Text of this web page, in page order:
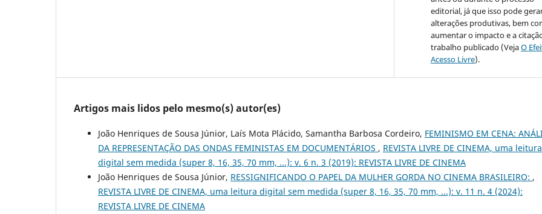
editorial, já que isso pode
alterações produtivas, bem
aumentar o impacto e a
trabalho publicado (VejaO
Acesso Livre).
Artigos mais lidos pelo mesmo(s) autor(es)
João Henriques de Sousa Júnior, Laís Mota Plácido, Samantha Barbosa Cordeiro, FEMINISMO EM CENA:
DA REPRESENTAÇÃO DAS ONDAS FEMINISTAS EM DOCUMENTÁRIOS , REVISTA LIVRE DE CINEMA, uma leitura
digital sem medida (super 8, 16, 35, 70 mm, ...): v. 6 n. 3 (2019): REVISTA LIVRE DE CINEMA
João Henriques de Sousa Júnior, RESSIGNIFICANDO O PAPEL DA MULHER GORDA NO CINEMA BRASILEIRO: ,
REVISTA LIVRE DE CINEMA, uma leitura digital sem medida (super 8, 16, 35, 70 mm, ...): v. 11 n. 4 (2024):
REVISTA LIVRE DE CINEMA